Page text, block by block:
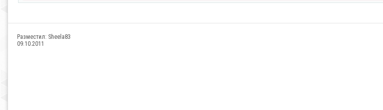
Разместил: Sheela83
09.10.2011